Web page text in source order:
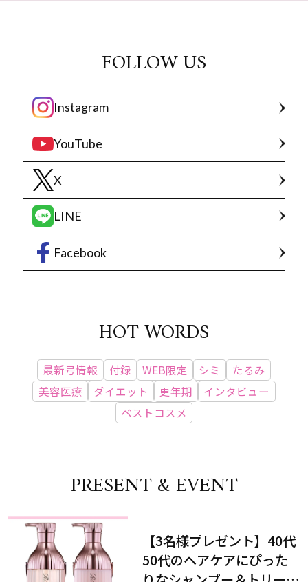
FOLLOW US
Instagram
YouTube
X
LINE
Facebook
HOT WORDS
最新号情報 付録 WEB限定 シミ
たるみ
美容医療
ダイエット 更年期
インタビュー
ベストコスメ
PRESENT & EVENT
【3名様プレゼント】40代
50代のヘアケアにぴった